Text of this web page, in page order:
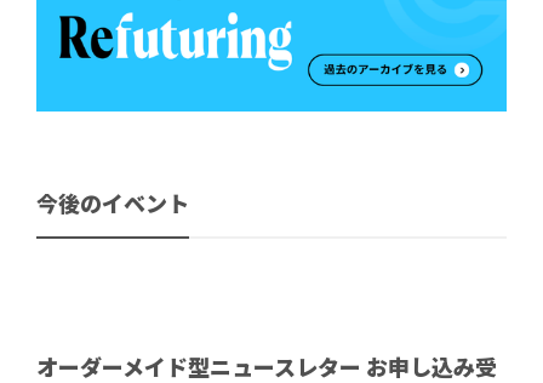
今後のイベント
オーダーメイド型ニュースレター お申し込み受